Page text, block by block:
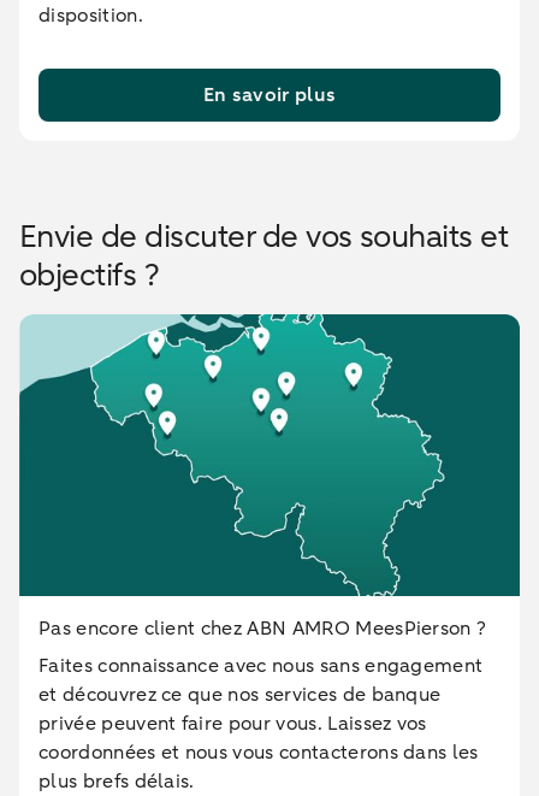
disposition.
En savoir plus
Envie de discuter de vos souhaits et
objectifs ?
Pas encore client chez ABN AMRO MeesPierson ?
Faites connaissance avec nous sans engagement
et découvrez ce que nos services de banque
privée peuvent faire pour vous. Laissez vos
coordonnées et nous vous contacterons dans les
plus brefs délais.